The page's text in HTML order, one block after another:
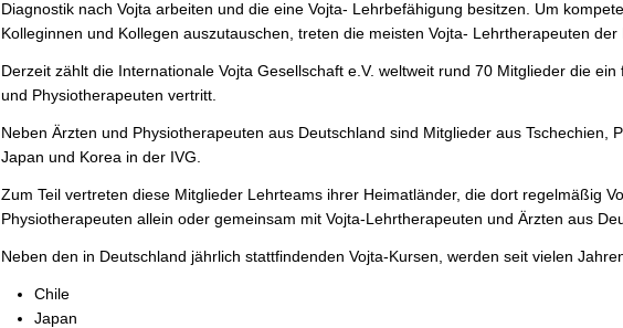
Diagnostik nach Vojta arbeiten und die eine Vojta- Lehrbefähigung besitzen. Um
Kolleginnen und Kollegen auszutauschen, treten die meisten Vojta- Lehrtherapeuten der
Derzeit zählt die Internationale Vojta Gesellschaft e.V. weltweit rund 70 Mitglieder die ein
und Physiotherapeuten vertritt.
Neben Ärzten und Physiotherapeuten aus Deutschland sind Mitglieder aus Tschechien,
Japan und Korea in der IVG.
Zum Teil vertreten diese Mitglieder Lehrteams ihrer Heimatländer, die dort regelmäßig
Physiotherapeuten allein oder gemeinsam mit Vojta-Lehrtherapeuten und Ärzten aus
Neben den in Deutschland jährlich stattfindenden Vojta-Kursen, werden seit vielen
Chile
Japan